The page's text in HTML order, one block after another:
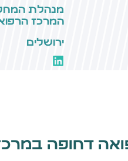
מנהלת
המרכז
ירושלים
דחופה